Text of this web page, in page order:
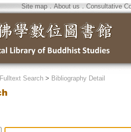
Site map．About us ． Consultative
Fulltext Search > Bibliography Detail